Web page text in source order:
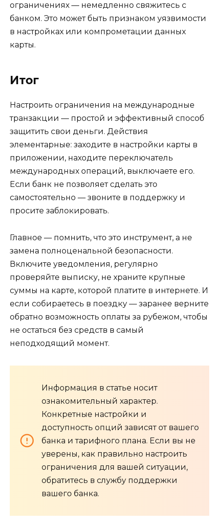
ограничениях — немедленно свяжитесь с
банком. Это может быть признаком уязвимости
в настройках или компрометации данных
карты.
Итог
Настроить ограничения на международные
транзакции — простой и эффективный способ
защитить свои деньги. Действия
элементарные: заходите в настройки карты в
приложении, находите переключатель
международных операций, выключаете его.
Если банк не позволяет сделать это
самостоятельно — звоните в поддержку и
просите заблокировать.
Главное — помнить, что это инструмент, а не
замена полноценальной безопасности.
Включите уведомления, регулярно
проверяйте выписку, не храните крупные
суммы на карте, которой платите в интернете. И
если собираетесь в поездку — заранее верните
обратно возможность оплаты за рубежом, чтобы
не остаться без средств в самый
неподходящий момент.
Информация в статье носит
ознакомительный характер.
Конкретные настройки и
доступность опций зависят от вашего
банка и тарифного плана. Если вы не
уверены, как правильно настроить
ограничения для вашей ситуации,
обратитесь в службу поддержки
вашего банка.